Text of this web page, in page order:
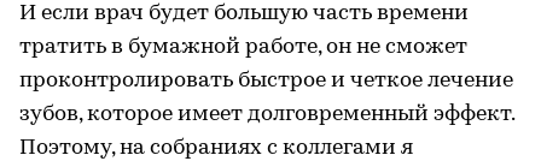
И если врач будет большую часть времени
тратить в бумажной работе, он не сможет
проконтролировать быстрое и четкое лечение
зубов, которое имеет долговременный эффект.
Поэтому, на собраниях с коллегами я